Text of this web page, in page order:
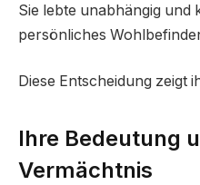
Sie lebte unabhängig
persönliches
Diese Entscheidung zeigt
Ihre Bedeutung
Vermächtnis